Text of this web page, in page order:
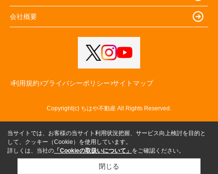
会社概要
利用規約 プライバシーポリシー サイトマップ
Copyright(c) ちはや不動産 All Rights Reserved.
当サイトでは、お客様の当サイト利用状況把握、サービス向上検討を目的と
して、クッキー（Cookie）を使用しています。
詳しくは、当社の 「Cookieの取扱いについて」 をご確認ください。
閉じる